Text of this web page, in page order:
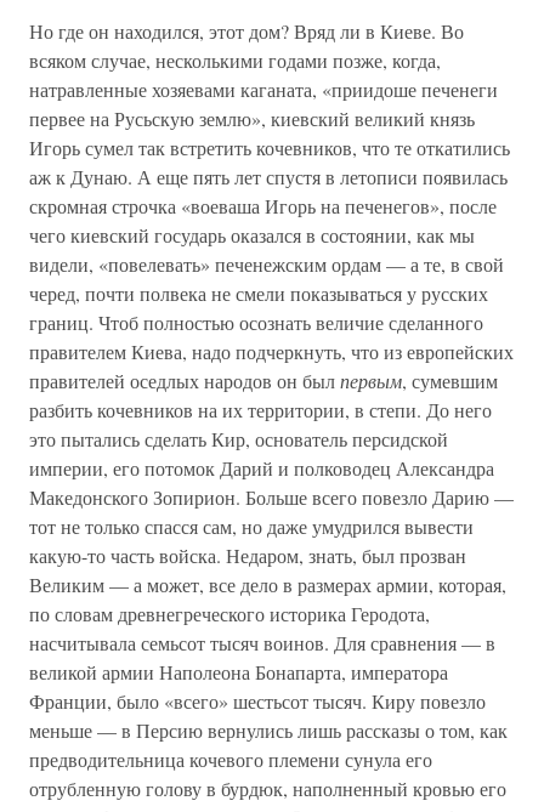
Но где он находился, этот дом? Вряд ли в Киеве. Во
всяком случае, несколькими годами позже, когда,
натравленные хозяевами каганата, «приидоше печенеги
первее на Русьскую землю», киевский великий князь
Игорь сумел так встретить кочевников, что те откатились
аж к Дунаю. А еще пять лет спустя в летописи появилась
скромная строчка «воеваша Игорь на печенегов», после
чего киевский государь оказался в состоянии, как мы
видели, «повелевать» печенежским ордам — а те, в свой
черед, почти полвека не смели показываться у русских
границ. Чтоб полностью осознать величие сделанного
правителем Киева, надо подчеркнуть, что из европейских
правителей оседлых народов он былпервым, сумевшим
разбить кочевников на их территории, в степи. До него
это пытались сделать Кир, основатель персидской
империи, его потомок Дарий и полководец Александра
Македонского Зопирион. Больше всего повезло Дарию —
тот не только спасся сам, но даже умудрился вывести
какую-то часть войска. Недаром, знать, был прозван
Великим — а может, все дело в размерах армии, которая,
по словам древнегреческого историка Геродота,
насчитывала семьсот тысяч воинов. Для сравнения — в
великой армии Наполеона Бонапарта, императора
Франции, было «всего» шестьсот тысяч. Киру повезло
меньше — в Персию вернулись лишь рассказы о том, как
предводительница кочевого племени сунула его
отрубленную голову в бурдюк, наполненный кровью его